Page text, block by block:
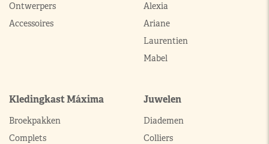
Ontwerpers
Accessoires
Alexia
Ariane
Laurentien
Mabel
Kledingkast Máxima
Broekpakken
Complets
Juwelen
Diademen
Colliers